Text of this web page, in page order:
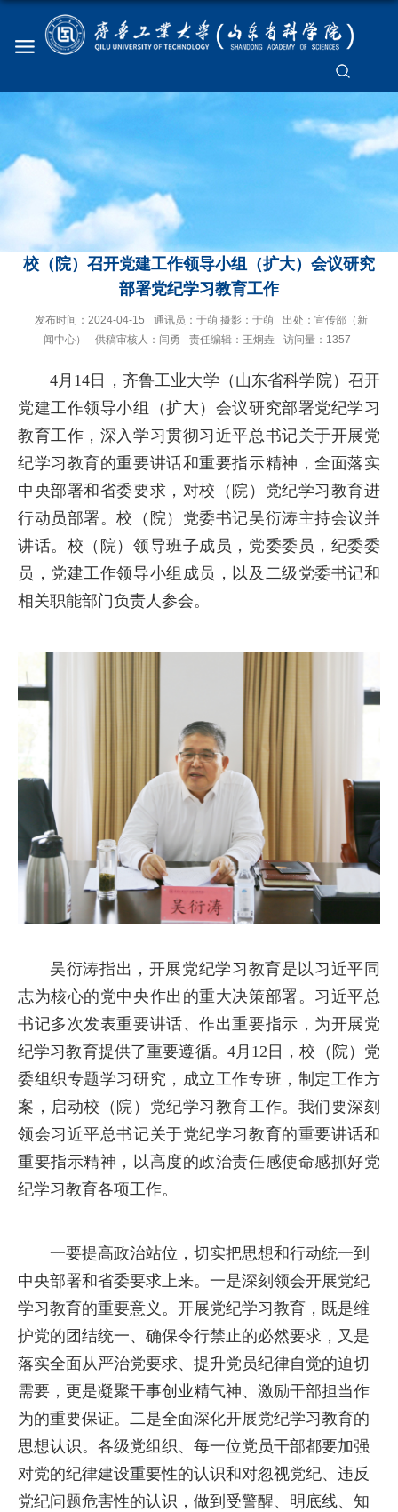
校（院）召开党建工作领导小组（扩大）会议研究
部署党纪学习教育工作
发布时间：2024-04-15 通讯员：于萌 摄影：于萌
出处：宣传部（新
闻中心）
供稿审核人：闫勇 责任编辑：王炯垚 访问量： 1357
4月14日， 齐鲁工业大学（山东省科学院）召开
党建工作领导小组（扩大）会议研究部署党纪学习
教育工作，深入学习贯彻习近平总书记关于开展党
纪学习教育的重要讲话和重要指示精神，全面落实
中央部署和省委要求，对校（院）党纪学习教育进
行动员部署。校（院）党委书记吴衍涛主持会议并
讲话。校（院）领导班子成员，党委委员，纪委委
员，党建工作领导小组成员，以及二级党委书记和
相关职能部门负责人参会。
吴衍涛指出，开展党纪学习教育是以习近平同
志为核心的党中央作出的重大决策部署。习近平总
书记多次发表重要讲话、作出重要指示，为开展党
纪学习教育提供了重要遵循。4月12日，校（院）党
委组织专题学习研究，成立工作专班，制定工作方
案，启动校（院）党纪学习教育工作。我们要深刻
领会习近平总书记关于党纪学习教育的重要讲话和
重要指示精神，以高度的政治责任感使命感抓好党
纪学习教育各项工作。
一要提高政治站位，切实把思想和行动统一到
中央部署和省委要求上来。一是深刻领会开展党纪
学习教育的重要意义。开展党纪学习教育，既是维
护党的团结统一、确保令行禁止的必然要求，又是
落实全面从严治党要求、提升党员纪律自觉的迫切
需要，更是凝聚干事创业精气神、激励干部担当作
为的重要保证。二是全面深化开展党纪学习教育的
思想认识。各级党组织、每一位党员干部都要加强
对党的纪律建设重要性的认识和对忽视党纪、违反
党纪问题危害性的认识，做到受警醒、明底线、知